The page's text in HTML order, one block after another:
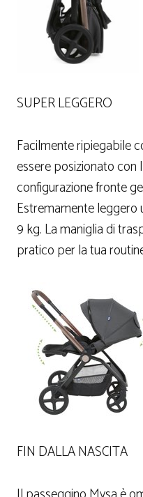
SUPER LEGGERO
Facilmente ripiegabile
essere posizionato con
configurazione fronte
Estremamente leggero
9 kg. La maniglia di
pratico per la tua
FIN DALLA NASCITA